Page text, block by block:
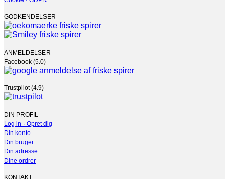
GODKENDELSER
ANMELDELSER
Facebook (5.0)
Trustpilot (4.9)
DIN PROFIL
Log in · Opret dig
Din konto
Din bruger
Din adresse
Dine ordrer
KONTAKT